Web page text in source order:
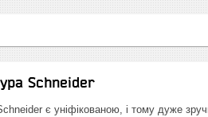
Schneider
є уніфікованою, і тому дуже